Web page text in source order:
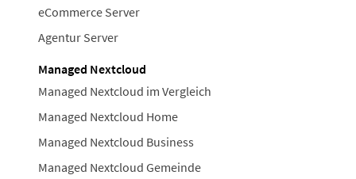
eCommerce Server
Agentur Server
Managed Nextcloud
Managed Nextcloud im Vergleich
Managed Nextcloud Home
Managed Nextcloud Business
Managed Nextcloud Gemeinde